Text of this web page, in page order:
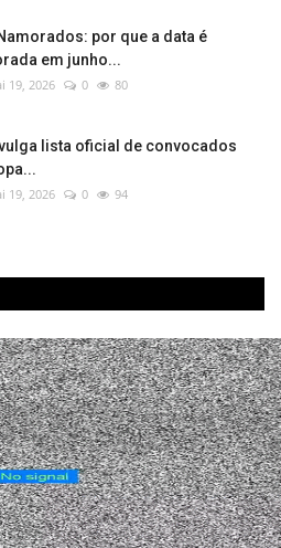
por que a data é
em junho...
19, 2026 0 80
lista oficial de convocados
19, 2026 0 94